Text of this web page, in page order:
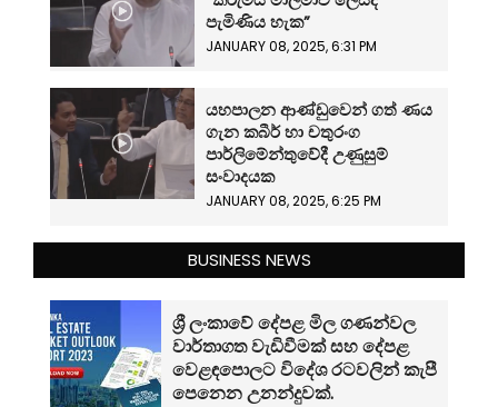
පැමිණිය හැක”
JANUARY 08, 2025, 6:31 PM
යහපාලන ආණ්ඩුවෙන් ගත් ණය
ගැන කබීර් හා චතුරංග
පාර්ලිමේන්තුවේදී උණුසුම්
සංවාදයක
JANUARY 08, 2025, 6:25 PM
BUSINESS NEWS
ශ්‍රී ලංකාවේ දේපළ මිල ගණන්වල
වාර්තාගත වැඩිවීමක් සහ දේපළ
වෙළඳපොලට විදේශ රටවලින් කැපී
පෙනෙන උනන්දුවක්.